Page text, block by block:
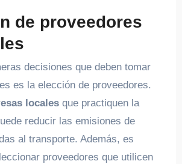
de proveedores
decisiones que deben tomar
es la elección de proveedores.
localesque practiquen la
reducir las emisiones de
al transporte. Además, es
proveedores que utilicen